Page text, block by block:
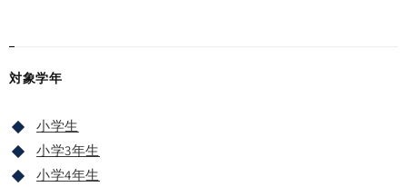
対象学年
小学生
小学3年生
小学4年生